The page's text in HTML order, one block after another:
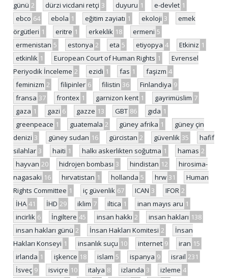
günü 2 dürzi vicdani retçi 3 duyuru 1 e-devlet 1
ebco 64 ebola 1 eğitim zayiatı 1 ekoloji 3
emek
örgütleri 1 eritre 1 erkeklik 18 ermeni 5
ermenistan 5 estonya 2 eta 5 etiyopya 4 Etkiniz 1
etkinlik 1 European Court of Human Rights 1
Evrensel
Periyodik İnceleme 2 ezidi 1 fas 1 faşizm 4
feminizm 2 filipinler 6 filistin 36 Finlandiya 9
fransa 37 frontex 1 garnizon kent 1 gayrimüslim 7
gaza 1 gazi 6 gazze 13 GBT 86 gıda 1
greenpeace 1 guatemala 2 güney afrika 1
güney çin
denizi 3 güney sudan 16 gürcistan 2 güvenlik 35
hafif
silahlar 3 haiti 1 halkı askerlikten soğutma 1 hamas 2
hayvan 20 hidrojen bombası 3 hindistan 12
hirosima-
nagasaki 16 hırvatistan 1 hollanda 5 hrw 31
Human
Rights Committee 1 iç güvenlik 67 ICAN 3 IFOR 2
İHA 41 İHD 29 iklim 7 iltica 1 inan mayıs aru 1
incirlik 6 İngiltere 45 insan hakkı 2 insan hakları 138
insan hakları günü 2 İnsan Hakları Komitesi 2
İnsan
Hakları Konseyi 1 insanlık suçu 10 internet 9 iran 15
irlanda 1 işkence 18 islam 5 ispanya 9 israil 231
İsveç 9 isviçre 10 italya 8 izlanda 3 izleme 4